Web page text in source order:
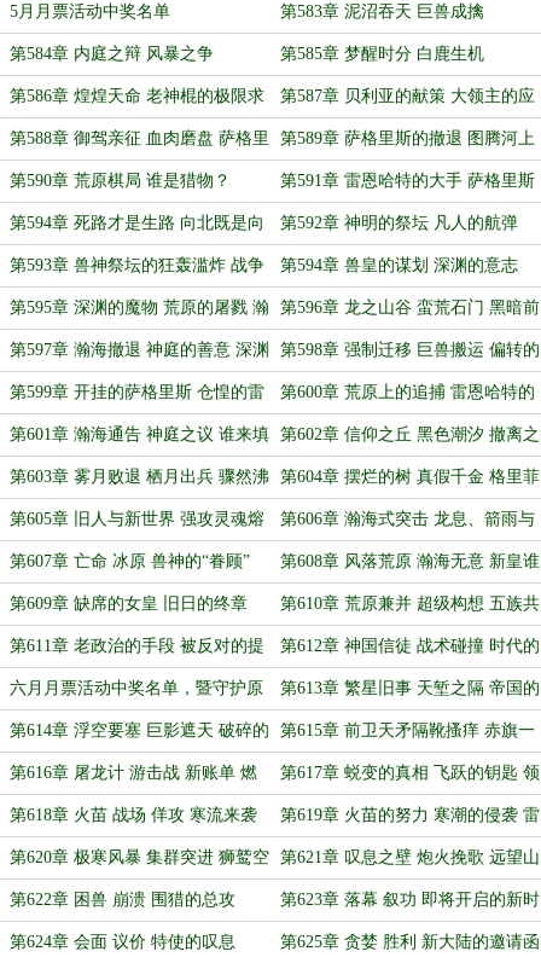
时
5月月票活动中奖名单 第583章 泥沼吞天 巨兽成擒
第584章 内庭之辩 风暴之争 第585章 梦醒时分 白鹿生机
第586章 煌煌天命 老神棍的极限求
生
第587章 贝利亚的献策 大领主的应
对
第588章 御驾亲征 血肉磨盘 萨格里
斯的不甘
第589章 萨格里斯的撤退 图腾河上
的遁逃
第590章 荒原棋局 谁是猎物？ 第591章 雷恩哈特的大手 萨格里斯
的抉择
第594章 死路才是生路 向北既是向
南
第592章 神明的祭坛 凡人的航弹
第593章 兽神祭坛的狂轰滥炸 战争
巨兽的真实身份
第594章 兽皇的谋划 深渊的意志
第595章 深渊的魔物 荒原的屠戮 瀚
海的应对
第596章 龙之山谷 蛮荒石门 黑暗前
的黎明
第597章 瀚海撤退 神庭的善意 深渊
的走向
第598章 强制迁移 巨兽搬运 偏转的
熔炉
第599章 开挂的萨格里斯 仓惶的雷
恩哈特
第600章 荒原上的追捕 雷恩哈特的
眼泪
第601章 瀚海通告 神庭之议 谁来填
坑
第602章 信仰之丘 黑色潮汐 撤离之
钟
第603章 雾月败退 栖月出兵 骤然沸
腾的大陆
第604章 摆烂的树 真假千金 格里菲
斯的坚决
第605章 旧人与新世界 强攻灵魂熔
炉
第606章 瀚海式突击 龙息、箭雨与
静滞的封印
第607章 亡命 冰原 兽神的“眷顾” 第608章 风落荒原 瀚海无意 新皇谁
属？
第609章 缺席的女皇 旧日的终章 第610章 荒原兼并 超级构想 五族共
和
第611章 老政治的手段 被反对的提
案
第612章 神国信徒 战术碰撞 时代的
激流
六月月票活动中奖名单，暨守护原
创反对抄袭单章
第613章 繁星旧事 天堑之隔 帝国的
行动（背景和形势章）
第614章 浮空要塞 巨影遮天 破碎的
防线
第615章 前卫天矛隔靴搔痒 赤旗一
击初显狰狞
第616章 屠龙计 游击战 新账单 燃
烧的泥潭
第617章 蜕变的真相 飞跃的钥匙 领
主亲临的围猎
第618章 火苗 战场 佯攻 寒流来袭 第619章 火苗的努力 寒潮的侵袭 雷
声中的坠落
第620章 极寒风暴 集群突进 狮鹫空
骑的反击与覆灭
第621章 叹息之壁 炮火挽歌 远望山
谷的死亡冲锋
第622章 困兽 崩溃 围猎的总攻 第623章 落幕 叙功 即将开启的新时
代
第624章 会面 议价 特使的叹息 第625章 贪婪 胜利 新大陆的邀请函